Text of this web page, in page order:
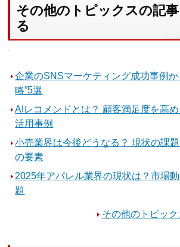
その他のトピックスの記
る
企業のSNSマーケティング成功事例か
略”5選
AIレコメンドとは？ 顧客満足度を高
活用事例
小売業界は今後どうなる？ 現状の課
の要素
2025年アパレル業界の現状は？市場
題
その他のトピッ